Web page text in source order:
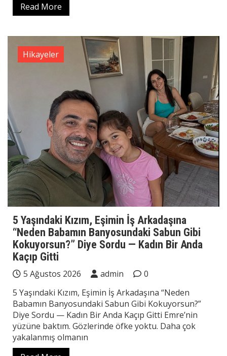
Read More
Hikayeler
5 Yaşındaki Kızım, Eşimin İş Arkadaşına
“Neden Babamın Banyosundaki Sabun Gibi
Kokuyorsun?” Diye Sordu — Kadın Bir Anda
Kaçıp Gitti
5 Ağustos 2026 admin
0
5 Yaşındaki Kızım, Eşimin İş Arkadaşına “Neden
Babamın Banyosundaki Sabun Gibi Kokuyorsun?”
Diye Sordu — Kadın Bir Anda Kaçıp Gitti Emre’nin
yüzüne baktım. Gözlerinde öfke yoktu. Daha çok
yakalanmış olmanın